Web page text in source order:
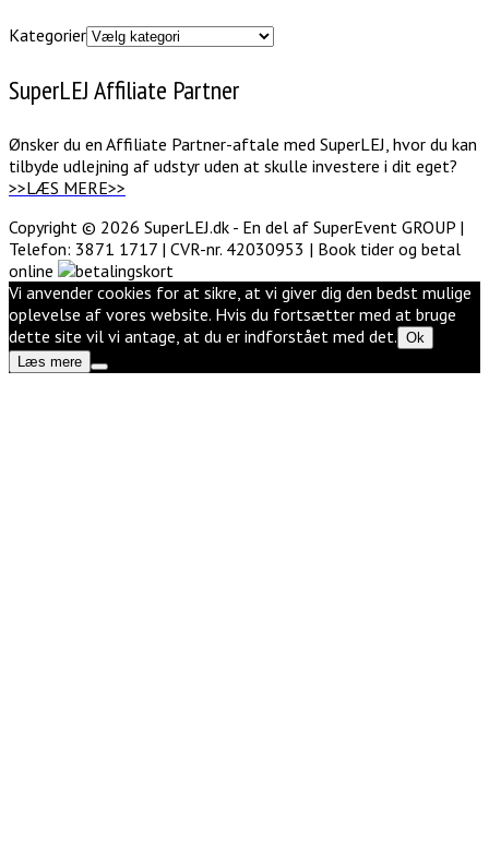
Kategorier
SuperLEJ Affiliate Partner
Ønsker du en Affiliate Partner-aftale med SuperLEJ, hvor du kan
tilbyde udlejning af udstyr uden at skulle investere i dit eget?
>>LÆS MERE>>
Copyright © 2026 SuperLEJ.dk - En del af SuperEvent GROUP |
Telefon: 3871 1717 | CVR-nr. 42030953 | Book tider og betal
online
Vi anvender cookies for at sikre, at vi giver dig den bedst mulige
oplevelse af vores website. Hvis du fortsætter med at bruge
dette site vil vi antage, at du er indforstået med det. Ok
Læs mere